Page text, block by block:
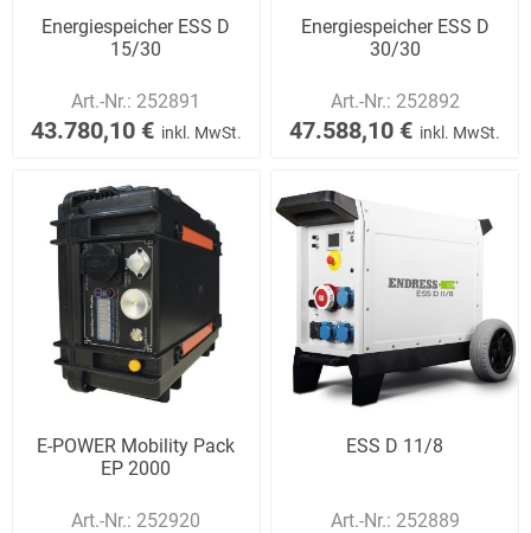
Energiespeicher ESS D
15/30
Art.-Nr.: 252891
43.780,10 € inkl. MwSt.
Energiespeicher ESS D
30/30
Art.-Nr.: 252892
47.588,10 € inkl. MwSt.
E-POWER Mobility Pack
EP 2000
Art.-Nr.: 252920
ESS D 11/8
Art.-Nr.: 252889